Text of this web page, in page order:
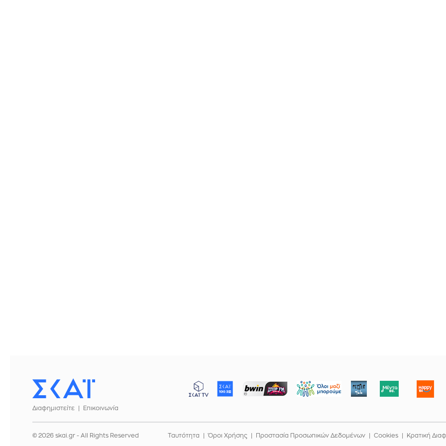
Διαφημιστείτε
Επικοινωνία
© 2026 skai.gr - All Rights Reserved Ταυτότητα Όροι Χρήσης Προστασία Προσωπικών Δεδομένων Cookies Κρατική